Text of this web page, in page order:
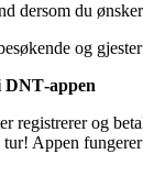
dersom du
og
registrerer og
tur! Appen